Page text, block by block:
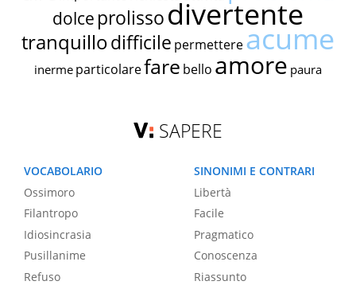
dolce prolissodivertente
tranquillodifficile permettereacume
inerme particolarefare bello amore paura
SAPERE
VOCABOLARIO
Ossimoro
Filantropo
Idiosincrasia
Pusillanime
Refuso
SINONIMI E CONTRARI
Libertà
Facile
Pragmatico
Conoscenza
Riassunto